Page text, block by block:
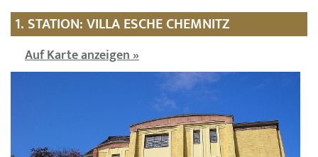
1. STATION: VILLA ESCHE CHEMNITZ
Auf Karte anzeigen »